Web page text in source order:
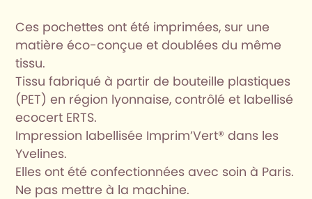
Ces pochettes ont été imprimées, sur une
matière éco-conçue et doublées du même
tissu.
Tissu fabriqué à partir de bouteille plastiques
(PET) en région lyonnaise, contrôlé et labellisé
ecocert ERTS.
Impression labellisée Imprim’Vert® dans les
Yvelines.
Elles ont été confectionnées avec soin à Paris.
Ne pas mettre à la machine.